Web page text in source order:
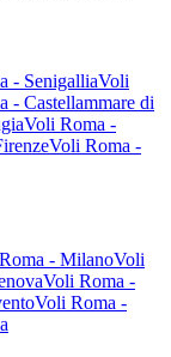
- SenigalliaVoli
- Castellammare di
Voli Roma -
Voli Roma -
- MilanoVoli
Voli Roma -
Voli Roma -